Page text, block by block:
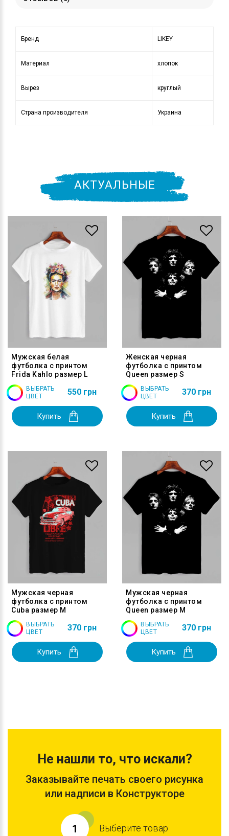
Бренд LIKEY
Материал хлопок
Вырез круглый
Страна производителя Украина
АКТУАЛЬНЫЕ
Мужская белая
футболка с принтом
Frida Kahlo размер L
ВЫБРАТЬ
ЦВЕТ
550 грн
Купить
Женская черная
футболка с принтом
Queen размер S
ВЫБРАТЬ
ЦВЕТ
370 грн
Купить
Мужская черная
футболка с принтом
Cuba размер M
ВЫБРАТЬ
ЦВЕТ
370 грн
Купить
Мужская черная
футболка с принтом
Queen размер M
ВЫБРАТЬ
ЦВЕТ
370 грн
Купить
Не нашли то, что искали?
Заказывайте печать своего рисунка
или надписи в Конструкторе
1 Выберите товар